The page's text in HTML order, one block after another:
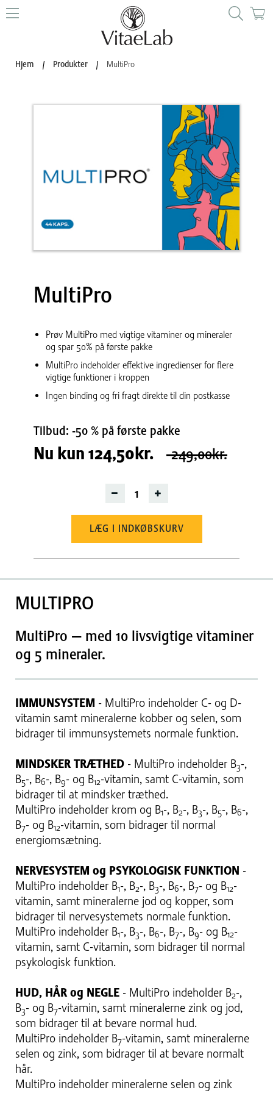
Hjem / Produkter / MultiPro
MultiPro
Prøv MultiPro med vigtige vitaminer og mineraler
og spar 50% på første pakke
MultiPro indeholder effektive ingredienser for flere
vigtige funktioner i kroppen
Ingen binding og fri fragt direkte til din postkasse
Tilbud: -50 % på første pakke
Nu kun 124,50kr. 249,00kr.
LÆG I INDKØBSKURV
MULTIPRO
MultiPro — med 10 livsvigtige vitaminer
og 5 mineraler.
IMMUNSYSTEM - MultiPro indeholder C- og D-
vitamin samt mineralerne kobber og selen, som
bidrager til immunsystemets normale funktion.
MINDSKER TRÆTHED - MultiPro indeholder B3-,
B5-, B6-, B9- og B12-vitamin, samt C-vitamin, som
bidrager til at mindsker træthed.
MultiPro indeholder krom og B1-, B2-, B3-, B5-, B6-,
B7- og B12-vitamin, som bidrager til normal
energiomsætning.
NERVESYSTEM og PSYKOLOGISK FUNKTION -
MultiPro indeholder B1-, B2-, B3-, B6-, B7- og B12-
vitamin, samt mineralerne jod og kopper, som
bidrager til nervesystemets normale funktion.
MultiPro indeholder B1-, B3-, B6-, B7-, B9- og B12-
vitamin, samt C-vitamin, som bidrager til normal
psykologisk funktion.
HUD, HÅR og NEGLE - MultiPro indeholder B2-,
B3- og B7-vitamin, samt mineralerne zink og jod,
som bidrager til at bevare normal hud.
MultiPro indeholder B7-vitamin, samt mineralerne
selen og zink, som bidrager til at bevare normalt
hår.
MultiPro indeholder mineralerne selen og zink